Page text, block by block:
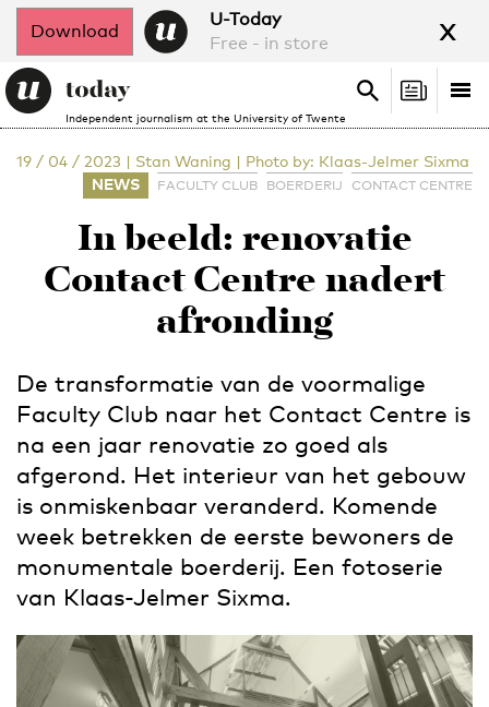
Download
U-Today
Free - in store
x
Independent journalism at the University of Twente
Search
Search
19 / 04 / 2023 | Stan Waning | Photo by: Klaas-Jelmer Sixma
NEWS
FACULTY CLUB BOERDERIJ CONTACT CENTRE
In beeld: renovatie
Contact Centre nadert
afronding
De transformatie van de voormalige
Faculty Club naar het Contact Centre is
na een jaar renovatie zo goed als
afgerond. Het interieur van het gebouw
is onmiskenbaar veranderd. Komende
week betrekken de eerste bewoners de
monumentale boerderij. Een fotoserie
van Klaas-Jelmer Sixma.